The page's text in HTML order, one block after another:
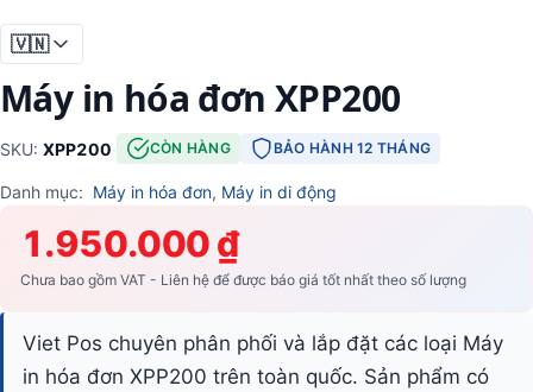
🇻🇳
Máy in hóa đơn XPP200
SKU: XPP200· CÒN HÀNG BẢO HÀNH 12 THÁNG
Danh mục: Máy in hóa đơn, Máy in di động
1.950.000 ₫
Chưa bao gồm VAT - Liên hệ để được báo giá tốt nhất theo số lượng
Viet Pos chuyên phân phối và lắp đặt các loại Máy
in hóa đơn XPP200 trên toàn quốc. Sản phẩm có